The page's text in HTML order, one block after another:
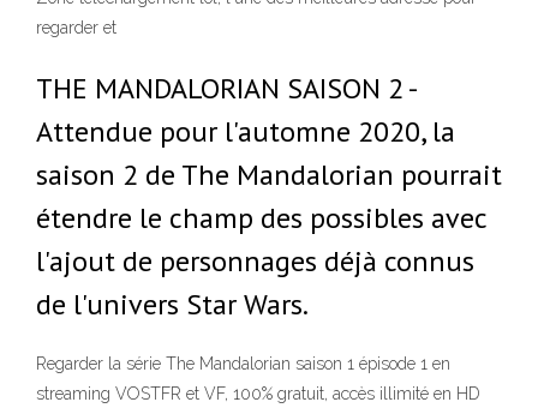
regarder et
THE MANDALORIAN SAISON 2 -
Attendue pour l'automne 2020, la
saison 2 de The Mandalorian pourrait
étendre le champ des possibles avec
l'ajout de personnages déjà connus
de l'univers Star Wars.
Regarder la série The Mandalorian saison 1 épisode 1 en
streaming VOSTFR et VF, 100% gratuit, accès illimité en HD